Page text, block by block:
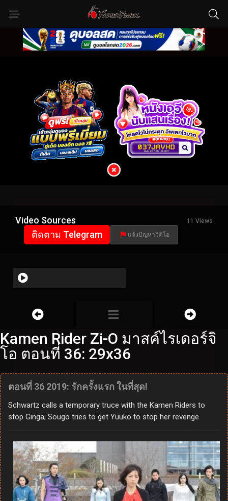
Video Sources 11 Views
ติดตาม Telegram แจ้งปัญหาวีดีโอ
Kamen Rider Zi-O มาสค์ไรเดอร์จิ
โอ ตอนที่ 36: 29x36
ตอนที่ 36 2019: รักครั้งแรก ในที่สุด!
Schwartz calls a temporary truce with the Kamen Riders to
stop Ginga; Sougo tries to get Yuuko to stop her revenge.